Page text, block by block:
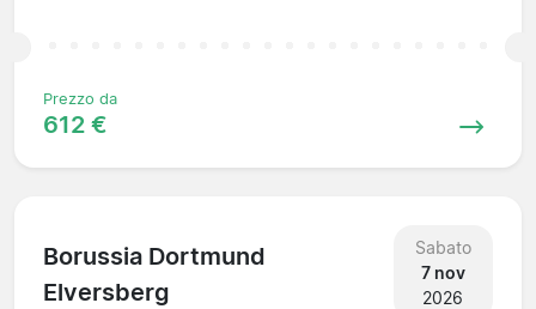
Prezzo da
612 €
Borussia Dortmund
Elversberg
Sabato
7 nov
2026